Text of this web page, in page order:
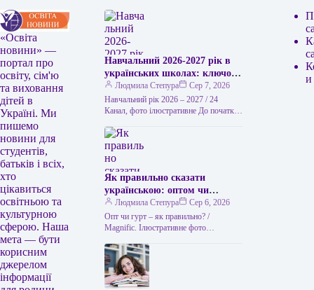
«Освіта
новини» —
портал про
освіту, сім'ю
та виховання
дітей в
Україні. Ми
пишемо
новини для
студентів,
батьків і всіх,
хто
цікавиться
освітньою та
культурною
сферою. Наша
мета — бути
корисним
джерелом
інформації
Навчальний 2026-2027 рік в
українських школах: ключові
аспекти та основні
нововведення
Людмила Степура
Сер 7, 2026
Навчальний рік 2026 – 2027 / 24
Канал, фото ілюстративне До початку
повинні бути повністю…
Як правильно сказати
українською: оптом чи
гуртом
Людмила Степура
Сер 6, 2026
Опт чи гурт – як правильно? /
Мagnific. Ілюстративне фото
часто пропонує два рівнозначні слова,
…
и